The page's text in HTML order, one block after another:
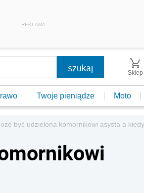
REKLAMA
Sklep
Twoje pieniądze Moto
być udzielona komornikowi asysta a